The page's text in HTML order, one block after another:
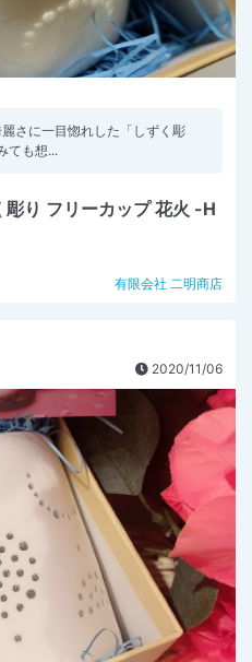
さに一目惚れした「しずく彫
ても想...
り フリーカップ 花火 -H
有限会社 二明商店
2020/11/06